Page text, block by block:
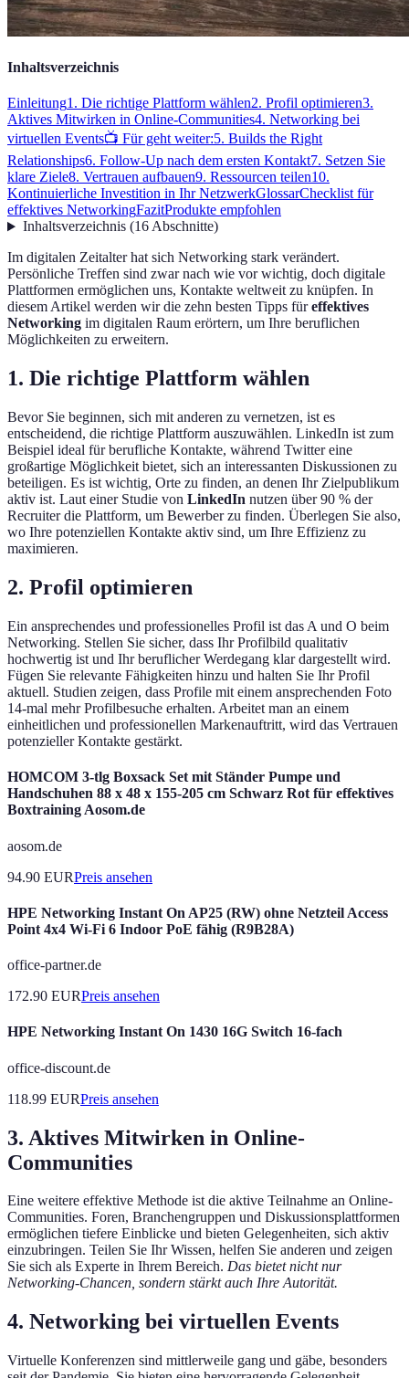
Inhaltsverzeichnis
Einleitung1. Die richtige Plattform wählen2. Profil optimieren3.
Aktives Mitwirken in Online-Communities4. Networking bei
virtuellen Events📺 Für geht weiter:5. Builds the Right
Relationships6. Follow-Up nach dem ersten Kontakt7. Setzen Sie
klare Ziele8. Vertrauen aufbauen9. Ressourcen teilen10.
Kontinuierliche Investition in Ihr NetzwerkGlossarChecklist für
effektives NetworkingFazitProdukte empfohlen
Inhaltsverzeichnis(16Abschnitte)
Im digitalen Zeitalter hat sich Networking stark verändert.
Persönliche Treffen sind zwar nach wie vor wichtig, doch digitale
Plattformen ermöglichen uns, Kontakte weltweit zu knüpfen. In
diesem Artikel werden wir die zehn besten Tipps füreffektives
Networking im digitalen Raum erörtern, um Ihre beruflichen
Möglichkeiten zu erweitern.
1. Die richtige Plattform wählen
Bevor Sie beginnen, sich mit anderen zu vernetzen, ist es
entscheidend, die richtige Plattform auszuwählen. LinkedIn ist zum
Beispiel ideal für berufliche Kontakte, während Twitter eine
großartige Möglichkeit bietet, sich an interessanten Diskussionen zu
beteiligen. Es ist wichtig, Orte zu finden, an denen Ihr Zielpublikum
aktiv ist. Laut einer Studie von LinkedIn nutzen über 90 % der
Recruiter die Plattform, um Bewerber zu finden. Überlegen Sie also,
wo Ihre potenziellen Kontakte aktiv sind, um Ihre Effizienz zu
maximieren.
2. Profil optimieren
Ein ansprechendes und professionelles Profil ist das A und O beim
Networking. Stellen Sie sicher, dass Ihr Profilbild qualitativ
hochwertig ist und Ihr beruflicher Werdegang klar dargestellt wird.
Fügen Sie relevante Fähigkeiten hinzu und halten Sie Ihr Profil
aktuell. Studien zeigen, dass Profile mit einem ansprechenden Foto
14-mal mehr Profilbesuche erhalten. Arbeitet man an einem
einheitlichen und professionellen Markenauftritt, wird das Vertrauen
potenzieller Kontakte gestärkt.
HOMCOM 3-tlg Boxsack Set mit Ständer Pumpe und
Handschuhen 88 x 48 x 155-205 cm Schwarz Rot für effektives
Boxtraining Aosom.de
aosom.de
94.90 EURPreis ansehen
HPE Networking Instant On AP25 (RW) ohne Netzteil Access
Point 4x4 Wi-Fi 6 Indoor PoE fähig (R9B28A)
office-partner.de
172.90 EURPreis ansehen
HPE Networking Instant On 1430 16G Switch 16-fach
office-discount.de
118.99 EURPreis ansehen
3. Aktives Mitwirken in Online-
Communities
Eine weitere effektive Methode ist die aktive Teilnahme an Online-
Communities. Foren, Branchengruppen und Diskussionsplattformen
ermöglichen tiefere Einblicke und bieten Gelegenheiten, sich aktiv
einzubringen. Teilen Sie Ihr Wissen, helfen Sie anderen und zeigen
Sie sich als Experte in Ihrem Bereich. Das bietet nicht nur
Networking-Chancen, sondern stärkt auch Ihre Autorität.
4. Networking bei virtuellen Events
Virtuelle Konferenzen sind mittlerweile gang und gäbe, besonders